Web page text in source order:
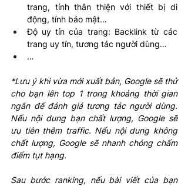
trang, tính thân thiện với thiết bị di
động, tính bảo mật…
Độ uy tín của trang: Backlink từ các
trang uy tín, tương tác người dùng…
…
*Lưu ý khi vừa mới xuất bản, Google sẽ thử
cho bạn lên top 1 trong khoảng thời gian
ngắn để đánh giá tương tác người dùng.
Nếu nội dung bạn chất lượng, Google sẽ
ưu tiên thêm traffic. Nếu nội dung không
chất lượng, Google sẽ nhanh chóng chấm
điểm tụt hạng.
Sau bước ranking, nếu bài viết của bạn